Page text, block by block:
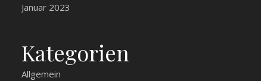
Januar 2023
Kategorien
Allgemein